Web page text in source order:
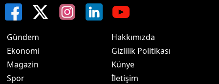
Gündem
Ekonomi
Magazin
Spor
Hakkımızda
Gizlilik Politikası
Künye
İletişim